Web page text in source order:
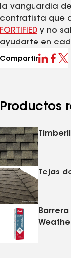
la vanguardia
contratista que
FORTIFIED y no
ayudarte en
Compartir
Productos
Tejas